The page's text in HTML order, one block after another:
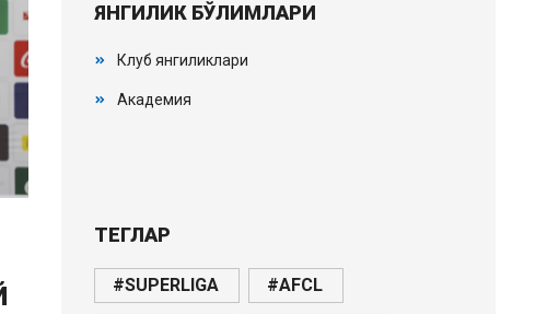
ЯНГИЛИК БЎЛИМЛАРИ
Клуб янгиликлари
Академия
ТЕГЛАР
#SUPERLIGA #AFCL